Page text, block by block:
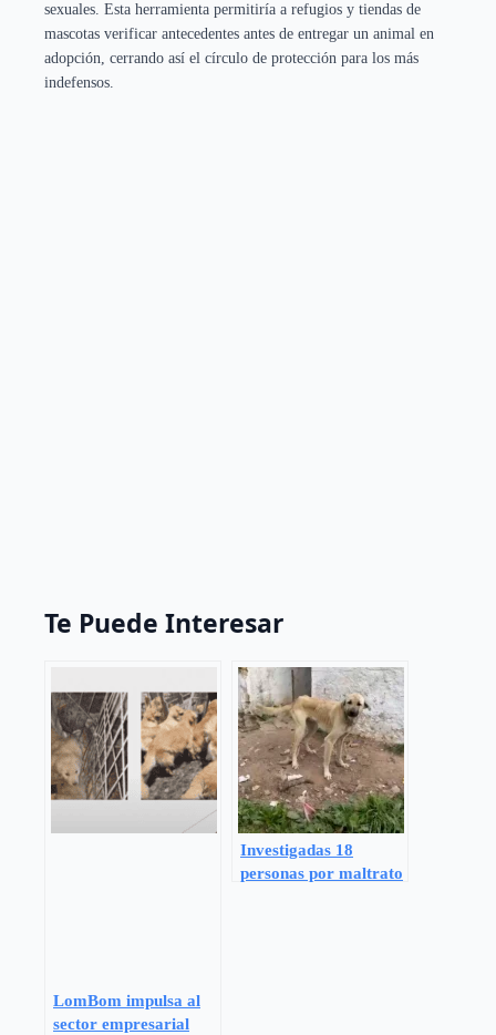
sexuales. Esta herramienta permitiría a refugios y tiendas de
mascotas verificar antecedentes antes de entregar un animal en
adopción, cerrando así el círculo de protección para los más
indefensos.
Te Puede Interesar
LomBom impulsa al
sector empresarial
Investigadas 18
personas por maltrato